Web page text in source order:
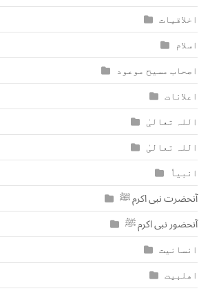
اخلاقیات
اسلام
اصحاب مسیح موعود
اعلانات
اللہ تعالیٰ
اللہ تعالیٰ
انبیاٗ
آنحضرت نبی اکرم ﷺ
آنحضور نبی اکرم ﷺ
انسانیت
اھلبیت